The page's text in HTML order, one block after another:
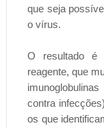
que seja
o vírus.
O resultado é
reagente, que
contra
os que